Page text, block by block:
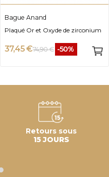
Bague Anand
Plaqué Or et Oxyde de zirconium
37,45 €74,90 € -50%
Retours sous
15 JOURS